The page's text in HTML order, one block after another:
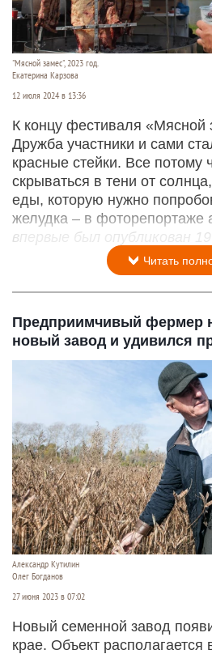
"Мясной замес", 2023 год.
Екатерина Карзова
12 июля 2024 в 13:36
К концу фестиваля «Мясной
Дружба участники и сами
красные стейки. Все потому
скрываться в тени от
еды, которую нужно
желудка – в фоторепортаже
впервые был опубликован
Читать
Предприимчивый фермер
новый завод и удивился
Александр Кутилин
Олег Богданов
27 июня 2023 в 07:02
Новый семенной завод
крае. Объект